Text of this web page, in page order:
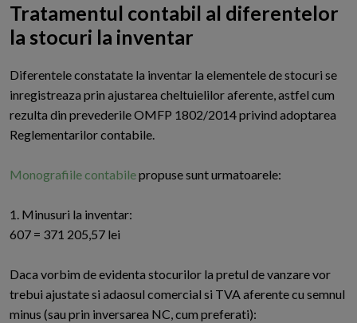
Tratamentul contabil al diferentelor
la stocuri la inventar
Diferentele constatate la inventar la elementele de stocuri se
inregistreaza prin ajustarea cheltuielilor aferente, astfel cum
rezulta din prevederile OMFP 1802/2014 privind adoptarea
Reglementarilor contabile.
Monografiile contabilepropuse sunt urmatoarele:
1. Minusuri la inventar:
607 = 371 205,57 lei
Daca vorbim de evidenta stocurilor la pretul de vanzare vor
trebui ajustate si adaosul comercial si TVA aferente cu semnul
minus (sau prin inversarea NC, cum preferati):